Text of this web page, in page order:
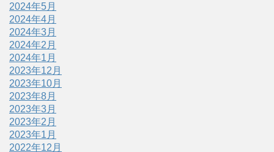
2024年5月
2024年4月
2024年3月
2024年2月
2024年1月
2023年12月
2023年10月
2023年8月
2023年3月
2023年2月
2023年1月
2022年12月